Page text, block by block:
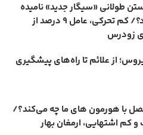
طولانی «سیگار جدید» نامیده
می‌شود؟/ کم‌ تحرکی، عامل ۹ درصد از
زودرس
از علائم تا راه‌های پیشگیری
با هورمون‌ های ما چه می‌کند؟/
کم‌ اشتهایی، ارمغان بهار